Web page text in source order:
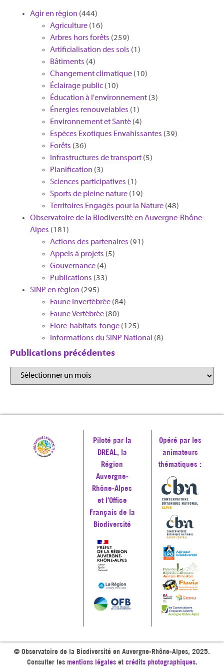
Agir en région (444)
Agriculture (16)
Arbres hors forêts (259)
Artificialisation des sols (1)
Bâtiments (4)
Changement climatique (10)
Éclairage public (10)
Éducation à l'environnement (3)
Énergies renouvelables (1)
Environnement et Santé (4)
Espèces Exotiques Envahissantes (39)
Forêts (36)
Infrastructures de transport (5)
Planification (3)
Sciences participatives (1)
Sports de pleine nature (19)
Territoires Engagés pour la Nature (48)
Observatoire de la Biodiversité en Auvergne-Rhône-
Alpes (181)
Actions des partenaires (91)
Appels à projets (5)
Gouvernance (4)
Publications (33)
SINP en région (295)
Faune Invertébrée (84)
Faune Vertébrée (80)
Flore-habitats-fonge (125)
Informations du SINP National (8)
Publications précédentes
Piloté par la
DREAL, la
Région
Auvergne-
Rhône-Alpes
et l'Office
Français de la
Biodiversité
Opéré par les
animateurs
thématiques :
© Observatoire de la Biodiversité en Auvergne-Rhône-Alpes, 2025.
Consulter les mentions légaleset crédits photographiques.